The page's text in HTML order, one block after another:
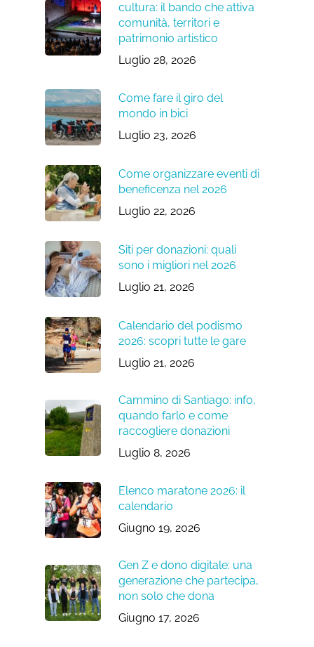
cultura: il bando che attiva
comunità, territori e
patrimonio artistico
Luglio 28, 2026
Come fare il giro del
mondo in bici
Luglio 23, 2026
Come organizzare eventi di
beneficenza nel 2026
Luglio 22, 2026
Siti per donazioni: quali
sono i migliori nel 2026
Luglio 21, 2026
Calendario del podismo
2026: scopri tutte le gare
Luglio 21, 2026
Cammino di Santiago: info,
quando farlo e come
raccogliere donazioni
Luglio 8, 2026
Elenco maratone 2026: il
calendario
Giugno 19, 2026
Gen Z e dono digitale: una
generazione che partecipa,
non solo che dona
Giugno 17, 2026